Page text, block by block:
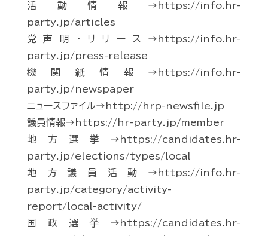
活動情報→https://info.hr-
party.jp/articles
党声明・リリース→https://info.hr-
party.jp/press-release
機関紙情報→https://info.hr-
party.jp/newspaper
ニュースファイル→http://hrp-newsfile.jp
議員情報→https://hr-party.jp/member
地方選挙→https://candidates.hr-
party.jp/elections/types/local
地方議員活動→https://info.hr-
party.jp/category/activity-
report/local-activity/
国政選挙→https://candidates.hr-